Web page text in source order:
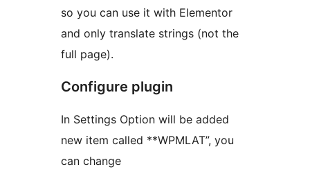
so you can use it with Elementor
and only translate strings (not the
full page).
Configure plugin
In Settings Option will be added
new item called **WPMLAT”, you
can change